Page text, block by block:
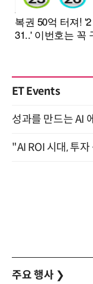
ET Events
주요 행사 ❯